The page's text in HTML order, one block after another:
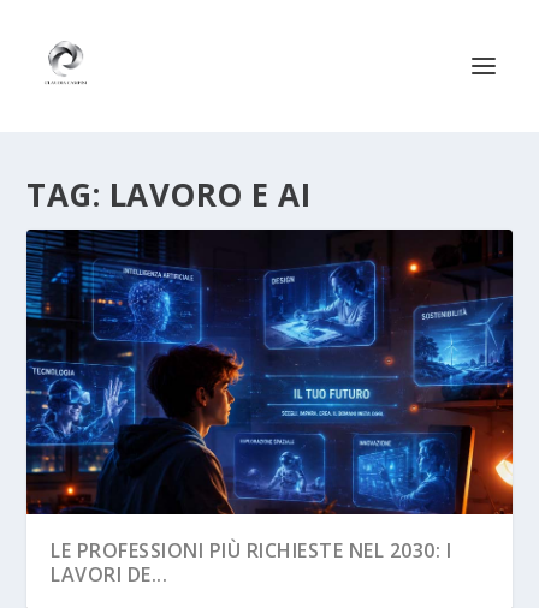
TAG: LAVORO E AI
LE PROFESSIONI PIÙ RICHIESTE NEL 2030: I
LAVORI DE...